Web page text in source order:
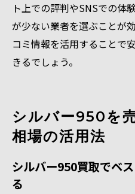
ト上での評判やSNSでの体
が少ない業者を選ぶことが
コミ情報を活用することで
きるでしょう。
シルバー950を
相場の活用法
シルバー950買取でベ
る